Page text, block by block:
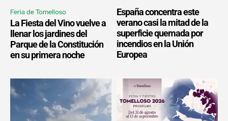
Feria de Tomelloso
La Fiesta del Vino vuelve a
llenar los jardines del
Parque de la Constitución
en su primera noche
España concentra este
verano casi la mitad de la
superficie quemada por
incendios en la Unión
Europea